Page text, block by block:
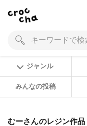
ジャンル
みんなの投稿
むーさんのレジン作